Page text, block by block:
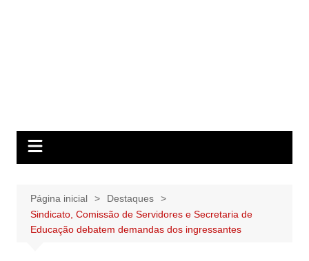
Página inicial
Destaques
Sindicato, Comissão de Servidores e Secretaria de
Educação debatem demandas dos ingressantes